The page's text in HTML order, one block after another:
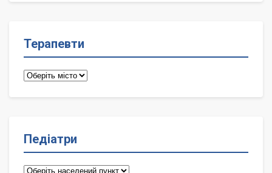
Терапевти
Терапевти
Педіатри
Педіатри